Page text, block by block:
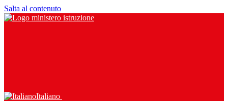
Salta al contenuto
Italiano